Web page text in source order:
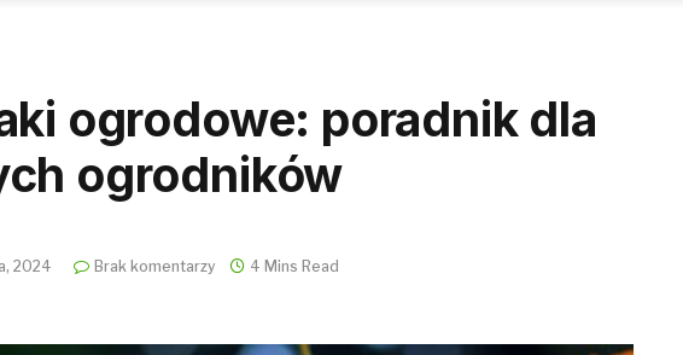
ogrodowe: poradnik dla
ogrodników
2024 Brak komentarzy 4 Mins Read